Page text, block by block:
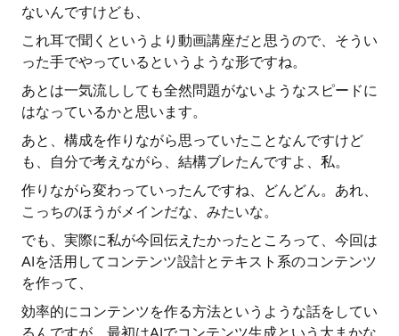
ないんですけども、
これ耳で聞くというより動画講座だと思うので、そうい
った手でやっているというような形ですね。
あとは一気流ししても全然問題がないようなスピードに
はなっているかと思います。
あと、構成を作りながら思っていたことなんですけど
も、自分で考えながら、結構ブレたんですよ、私。
作りながら変わっていったんですね、どんどん。あれ、
こっちのほうがメインだな、みたいな。
でも、実際に私が今回伝えたかったところって、今回は
AIを活用してコンテンツ設計とテキスト系のコンテンツ
を作って、
効率的にコンテンツを作る方法というような話をしてい